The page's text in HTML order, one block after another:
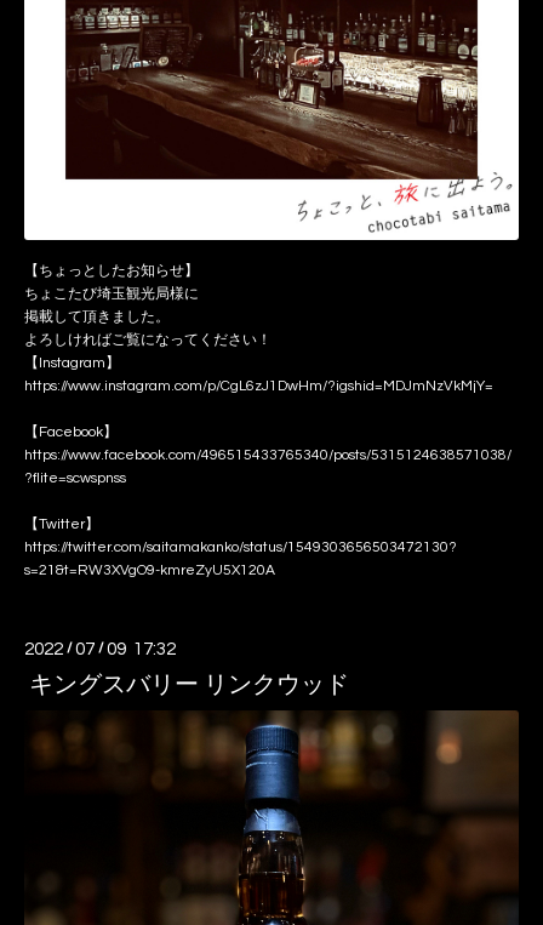
【ちょっとしたお知らせ】
ちょこたび埼玉観光局様に
掲載して頂きました。
よろしければご覧になってください！
【Instagram】
https://www.instagram.com/p/CgL6zJ1DwHm/?igshid=MDJmNzVkMjY=
【Facebook】
https://www.facebook.com/496515433765340/posts/5315124638571038/
?flite=scwspnss
【Twitter】
https://twitter.com/saitamakanko/status/1549303656503472130?
s=21&t=RW3XVgO9-kmreZyU5X120A
2022 /07 /09 17:32
キングスバリー リンクウッド